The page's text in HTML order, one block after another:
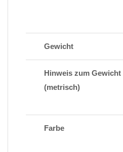
Gewicht
Hinweis zum Gewicht
(metrisch)
Farbe